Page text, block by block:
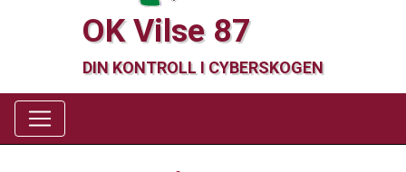
OK Vilse 87
DIN KONTROLL I CYBERSKOGEN